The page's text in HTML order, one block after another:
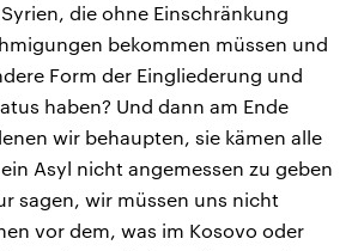
die ohne Einschränkung
bekommen müssen und
Form der Eingliederung und
haben? Und dann am Ende
wir behaupten, sie kämen alle
Asyl nicht angemessen zu geben
sagen, wir müssen uns nicht
vor dem, was im Kosovo oder